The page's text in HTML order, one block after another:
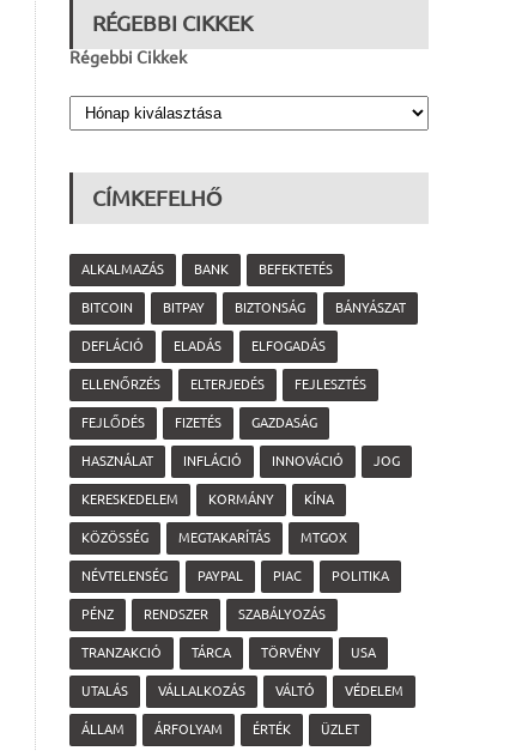
RÉGEBBI CIKKEK
Régebbi Cikkek
CÍMKEFELHŐ
ALKALMAZÁS BANK BEFEKTETÉS
BITCOIN BITPAY BIZTONSÁG BÁNYÁSZAT
DEFLÁCIÓ ELADÁS ELFOGADÁS
ELLENŐRZÉS ELTERJEDÉS FEJLESZTÉS
FEJLŐDÉS FIZETÉS GAZDASÁG
HASZNÁLAT INFLÁCIÓ INNOVÁCIÓ JOG
KERESKEDELEM KORMÁNY KÍNA
KÖZÖSSÉG MEGTAKARÍTÁS MTGOX
NÉVTELENSÉG PAYPAL PIAC POLITIKA
PÉNZ RENDSZER SZABÁLYOZÁS
TRANZAKCIÓ TÁRCA TÖRVÉNY USA
UTALÁS VÁLLALKOZÁS VÁLTÓ VÉDELEM
ÁLLAM ÁRFOLYAM ÉRTÉK ÜZLET